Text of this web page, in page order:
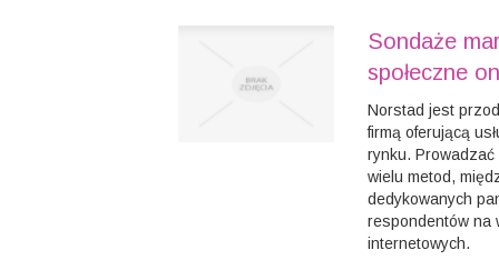
Sondaże
społeczne
Norstad jest
firmą oferującą
rynku.
wielu metod,
dedykowanych
respondentów na
internetowych.